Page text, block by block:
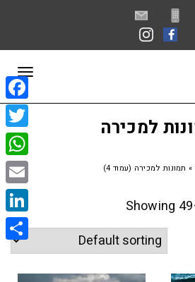
למכירה
» תמונות למכירה (עמוד 4)
Showing